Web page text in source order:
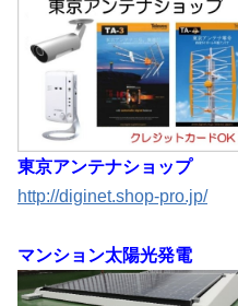
東京アンテナショップ
http://diginet.shop-pro.jp/
マンション太陽光発電